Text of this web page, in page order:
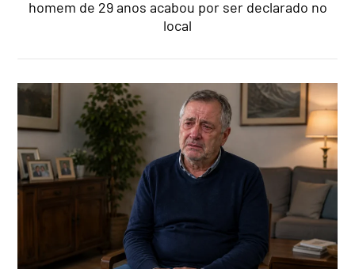
homem de 29 anos acabou por ser declarado no
local